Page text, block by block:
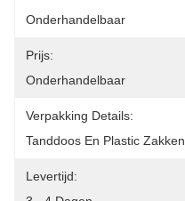
Onderhandelbaar
Prijs:
Onderhandelbaar
Verpakking Details:
Tanddoos En Plastic Zakken
Levertijd: